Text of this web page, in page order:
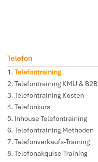
Telefon
Telefontraining
Telefontraining KMU & B2B
Telefontraining Kosten
Telefonkurs
Inhouse Telefontraining
Telefontraining Methoden
Telefonverkaufs-Training
Telefonakquise-Training